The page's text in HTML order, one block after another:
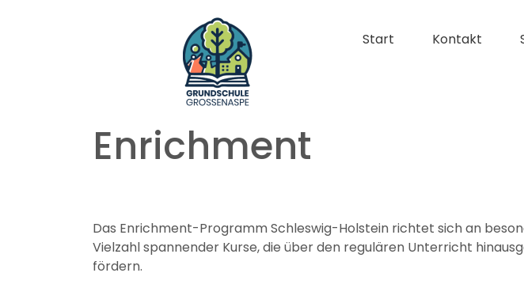
Start Kontakt
Enrichment
Das Enrichment-Programm Schleswig-Holstein richtet sich an
Vielzahl spannender Kurse, die über den regulären Unterricht
fördern.